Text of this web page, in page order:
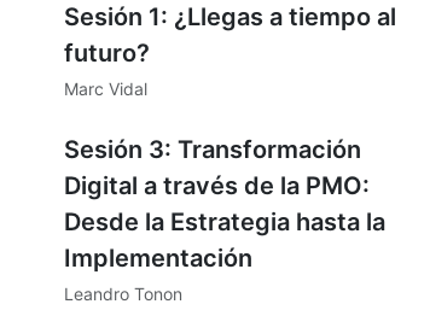
Sesión 1: ¿Llegas a tiempo al
futuro?
Marc Vidal
Sesión 3: Transformación
Digital a través de la PMO:
Desde la Estrategia hasta la
Implementación
Leandro Tonon